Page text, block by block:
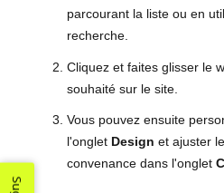
parcourant la liste ou en
recherche.
Cliquez et faites glisser le
souhaité sur le site.
Vous pouvez ensuite
l'onglet Design et ajuster
convenance dans l'onglet